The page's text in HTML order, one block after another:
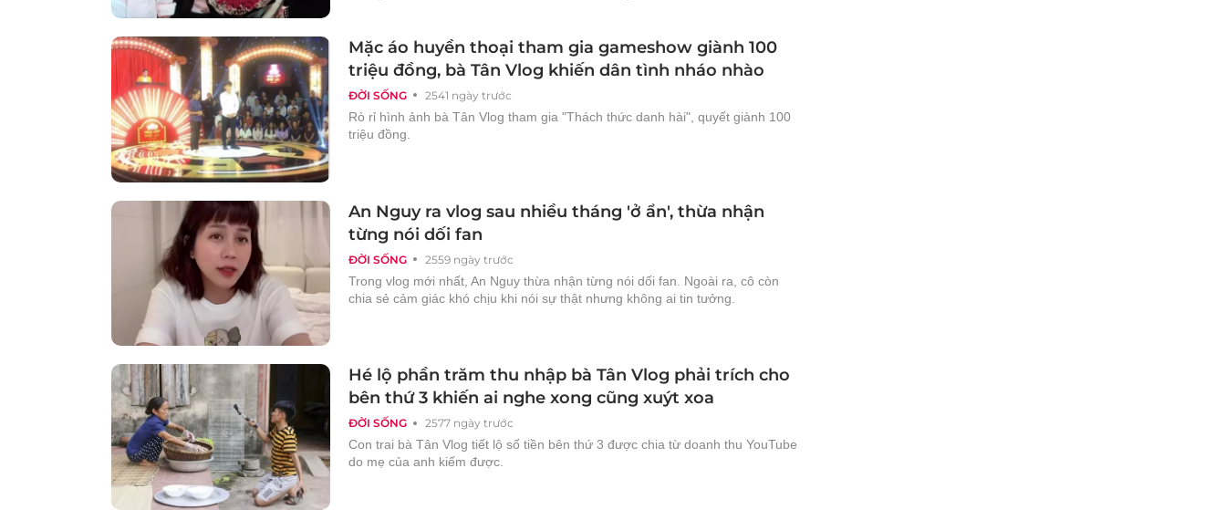
ĐỜI SỐNG 2541 ngày trước
Mặc áo huyền thoại tham gia gameshow giành 100
triệu đồng, bà Tân Vlog khiến dân tình nháo nhào
Rò rỉ hình ảnh bà Tân Vlog tham gia "Thách thức danh hài", quyết giành 100
triệu đồng.
ĐỜI SỐNG 2559 ngày trước
An Nguy ra vlog sau nhiều tháng 'ở ẩn', thừa nhận
từng nói dối fan
Trong vlog mới nhất, An Nguy thừa nhận từng nói dối fan. Ngoài ra, cô còn
chia sẻ cảm giác khó chịu khi nói sự thật nhưng không ai tin tưởng.
ĐỜI SỐNG 2577 ngày trước
Hé lộ phần trăm thu nhập bà Tân Vlog phải trích cho
bên thứ 3 khiến ai nghe xong cũng xuýt xoa
Con trai bà Tân Vlog tiết lộ số tiền bên thứ 3 được chia từ doanh thu YouTube
do mẹ của anh kiếm được.